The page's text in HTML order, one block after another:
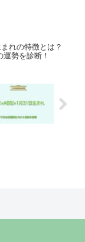
れの特徴とは？
勢を診断！